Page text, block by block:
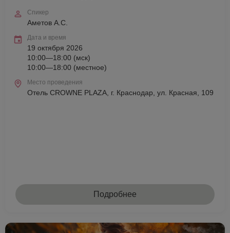
Спикер
Аметов А.С.
Дата и время
19 октября 2026
10:00—18:00 (мск)
10:00—18:00 (местное)
Место проведения
Отель CROWNE PLAZA, г. Краснодар, ул. Красная, 109
Подробнее